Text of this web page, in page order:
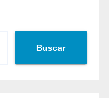
Buscar